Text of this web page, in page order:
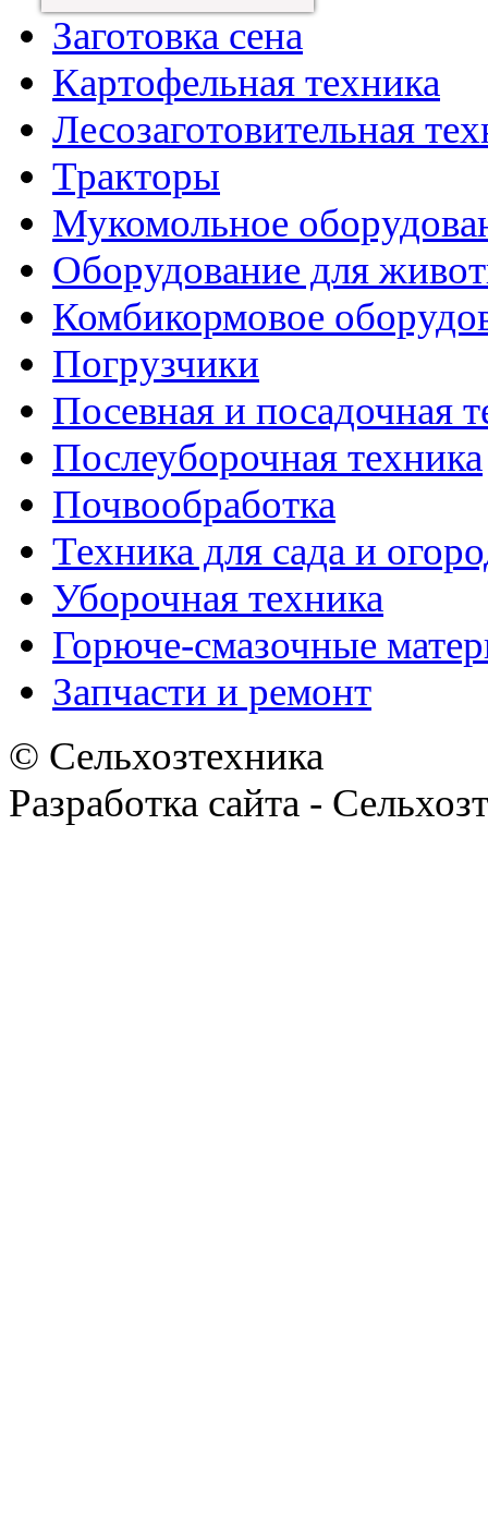
Заготовка сена
Картофельная техника
Лесозаготовительная
Тракторы
Мукомольное
Оборудование для
Комбикормовое
Погрузчики
Посевная и посадочная
Послеуборочная техника
Почвообработка
Техника для сада и
Уборочная техника
Горюче-смазочные
Запчасти и ремонт
© Сельхозтехника
Разработка сайта -